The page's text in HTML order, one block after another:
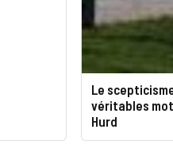
Le
véritables
Hurd